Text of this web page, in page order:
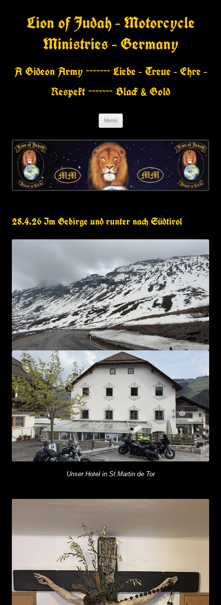
springenLion of Judah – Motorcycle
Ministries – Germany
A Gideon Army ~~~~~~~ Liebe – Treue – Ehre –
Respekt ~~~~~~~ Black & Gold
Menü
28.4.26 Im Gebirge und runter nach Südtirol
Unser Hotel in St.Martin de Tor